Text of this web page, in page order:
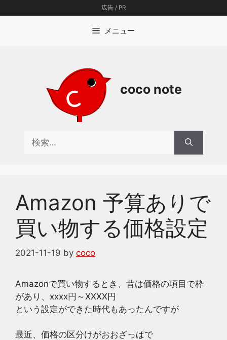
ン
広告 / PR
メニュー
coco note
索:
Amazon 予算ありで
買い物する価格設定
2021-11-19 by coco
Amazonで買い物するとき、昔は価格の項目で枠
があり、xxxx円～XXXX円
という設定ができた時代もあったんですが
最近、価格の区分けがおおざっぱで